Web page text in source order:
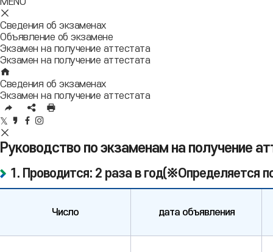
Close
mobile
menu
Сведения об экзаменах
Объявление об экзамене
Экзамен на получение аттестата
Экзамен на получение аттестата
HOME
Сведения об экзаменах
Экзамен на получение аттестата
URL
복
SNS
공
영
역
치
기
트
위
터
공
유
카
오
스
토
리
공
페
스
북
유
인
타
그
공
유
공
유
영
역
닫
Руководство по экзаменам на получение
1. Проводится: 2 раза в год(※Определяется
Число дата объявления